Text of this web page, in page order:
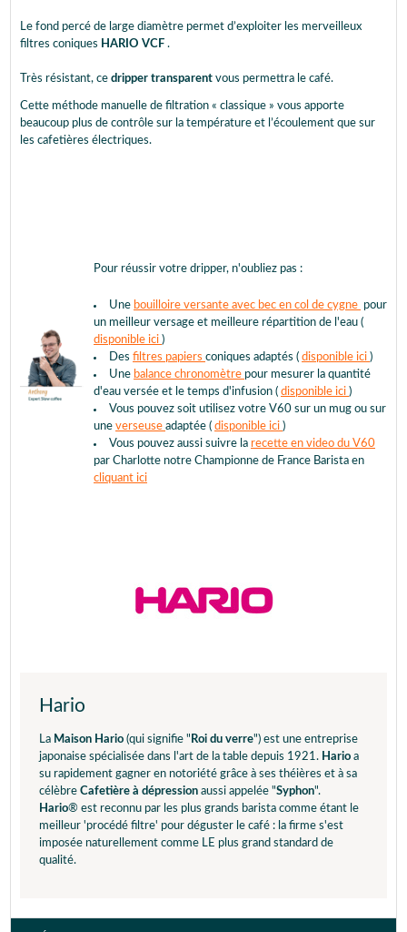
Le fond percé de large diamètre permet d’exploiter les merveilleux
filtres coniques HARIO VCF .
Très résistant, ce dripper transparent vous permettra le café.
Cette méthode manuelle de filtration « classique » vous apporte
beaucoup plus de contrôle sur la température et l’écoulement que sur
les cafetières électriques.
Pour réussir votre dripper, n'oubliez pas :
Une bouilloire versante avec bec en col de cygne pour
un meilleur versage et meilleure répartition de l'eau (
disponible ici )
Des filtres papiers coniques adaptés ( disponible ici )
Une balance chronomètre pour mesurer la quantité
d'eau versée et le temps d'infusion ( disponible ici )
Vous pouvez soit utilisez votre V60 sur un mug ou sur
une verseuse adaptée ( disponible ici )
Vous pouvez aussi suivre la recette en video du V60
par Charlotte notre Championne de France Barista en
cliquant ici
Hario
La Maison Hario (qui signifie " Roi du verre") est une entreprise
japonaise spécialisée dans l'art de la table depuis 1921. Hario a
su rapidement gagner en notoriété grâce à ses théières et à sa
célèbre Cafetière à dépression aussi appelée "Syphon".
Hario® est reconnu par les plus grands barista comme étant le
meilleur 'procédé filtre' pour déguster le café : la firme s'est
imposée naturellement comme LE plus grand standard de
qualité.